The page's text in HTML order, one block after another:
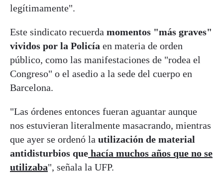
legítimamente".
Este sindicato recuerda momentos "más graves"
vividos por la Policía en materia de orden
público, como las manifestaciones de "rodea el
Congreso" o el asedio a la sede del cuerpo en
Barcelona.
"Las órdenes entonces fueran aguantar aunque
nos estuvieran literalmente masacrando, mientras
que ayer se ordenó la utilización de material
antidisturbios que hacía muchos años que no se
utilizaba", señala la UFP.